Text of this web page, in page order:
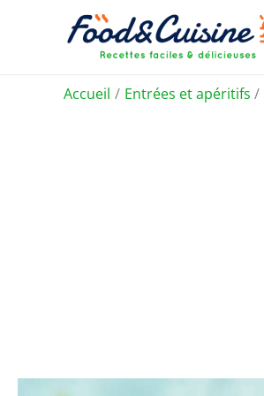
Accueil Entrées et apéritifs